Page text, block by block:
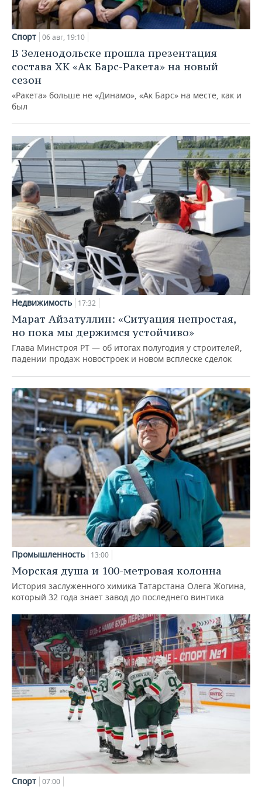
Спорт 06 авг, 19:10
В Зеленодольске прошла презентация
состава ХК «Ак Барс-Ракета» на новый
сезон
«Ракета» больше не «Динамо», «Ак Барс» на месте, как и
был
Недвижимость 17:32
Марат Айзатуллин: «Ситуация непростая,
но пока мы держимся устойчиво»
Глава Минстроя РТ — об итогах полугодия у строителей,
падении продаж новостроек и новом всплеске сделок
Промышленность 13:00
Морская душа и 100-метровая колонна
История заслуженного химика Татарстана Олега Жогина,
который 32 года знает завод до последнего винтика
Спорт 07:00